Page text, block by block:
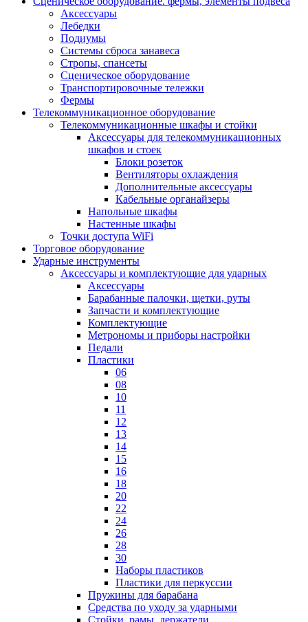
Аксессуары
Лебедки
Подиумы
Системы сброса занавеса
Стропы, спансеты
Сценическое оборудование
Транспортировочные тележки
Фермы
Телекоммуникационное оборудование
Телекоммуникационные шкафы и стойки
Аксессуары для телекоммуникационных
шкафов и стоек
Блоки розеток
Вентиляторы охлаждения
Дополнительные аксессуары
Кабельные органайзеры
Напольные шкафы
Настенные шкафы
Точки доступа WiFi
Торговое оборудование
Ударные инструменты
Аксессуары и комплектующие для ударных
Аксессуары
Барабанные палочки, щетки, руты
Запчасти и комплектующие
Комплектующие
Метрономы и приборы настройки
Педали
Пластики
06
08
10
11
12
13
14
15
16
18
20
22
24
26
28
30
Наборы пластиков
Пластики для перкуссии
Пружины для барабана
Средства по уходу за ударными
Стойки, рамы, держатели